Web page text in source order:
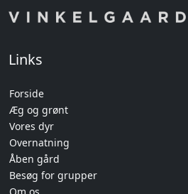
Links
Forside
Æg og grønt
Vores dyr
Overnatning
Åben gård
Besøg for grupper